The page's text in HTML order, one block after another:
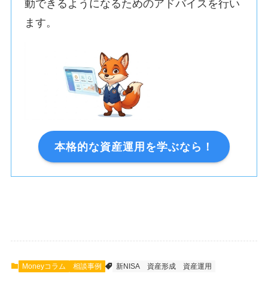
動できるようになるためのアドバイスを行い
ます。
本格的な資産運用を学ぶなら！
Moneyコラム 相談事例 新NISA 資産形成 資産運用